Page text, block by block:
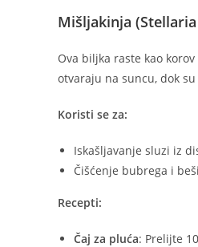
Mišljakinja
Ova biljka raste kao
otvaraju na suncu, dok
Koristi se za:
Iskašljavanje sluzi iz
Čišćenje bubrega i
Recepti:
Čaj za pluća: Prelijte